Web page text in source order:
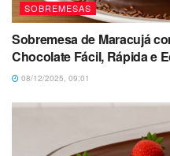
SOBREMESAS
Sobremesa de Maracujá
Chocolate Fácil, Rápida e
08/12/2025, 09:01